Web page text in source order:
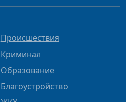
Происшествия
Криминал
Образование
Благоустройство